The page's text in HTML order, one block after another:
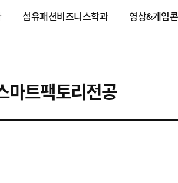
섬유패션비즈니스학과 영상&게임
마트팩토리전공